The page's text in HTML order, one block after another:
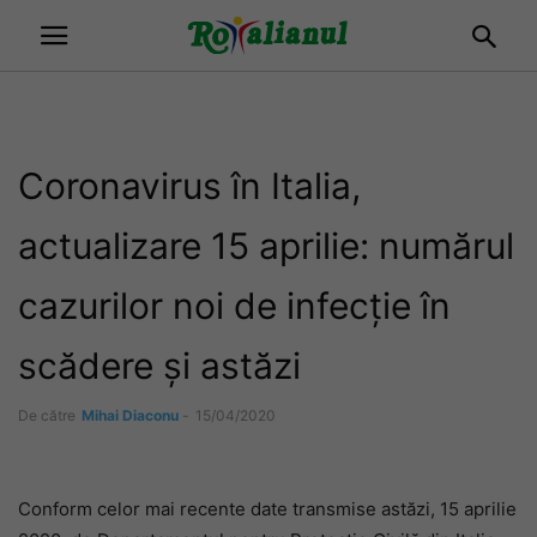
Coronavirus în Italia,
actualizare 15 aprilie: numărul
cazurilor noi de infecție în
scădere și astăzi
De către Mihai Diaconu - 15/04/2020
Conform celor mai recente date transmise astăzi, 15 aprilie